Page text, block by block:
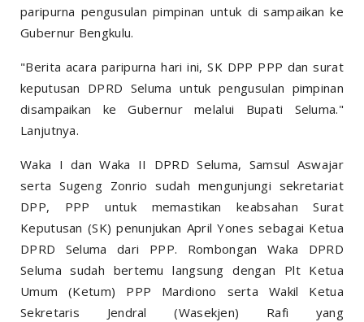
paripurna pengusulan pimpinan untuk di sampaikan ke
Gubernur Bengkulu.
"Berita acara paripurna hari ini, SK DPP PPP dan surat
keputusan DPRD Seluma untuk pengusulan pimpinan
disampaikan ke Gubernur melalui Bupati Seluma."
Lanjutnya.
Waka I dan Waka II DPRD Seluma, Samsul Aswajar
serta Sugeng Zonrio sudah mengunjungi sekretariat
DPP, PPP untuk memastikan keabsahan Surat
Keputusan (SK) penunjukan April Yones sebagai Ketua
DPRD Seluma dari PPP. Rombongan Waka DPRD
Seluma sudah bertemu langsung dengan Plt Ketua
Umum (Ketum) PPP Mardiono serta Wakil Ketua
Sekretaris Jendral (Wasekjen) Rafi yang